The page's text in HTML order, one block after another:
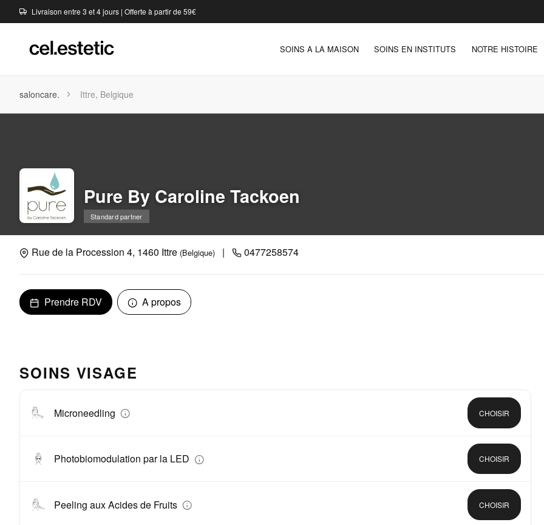
Livraison entre 3 et 4 jours | Offerte à partir de 59€
SOINS A LA MAISON SOINS EN INSTITUTS NOTRE HISTOIRE
saloncare. Ittre, Belgique
Pure By Caroline Tackoen
Standard partner
Rue de la Procession 4, 1460 Ittre (Belgique) | 0477258574
Prendre RDV A propos
SOINS VISAGE
Microneedling CHOISIR
Photobiomodulation par la LED CHOISIR
Peeling aux Acides de Fruits CHOISIR